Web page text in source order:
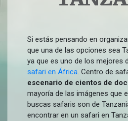
Si estás pensando en
que una de las opciones sea
ya que es uno de los mejores
safari en África. Centro de
escenario de cientos de
mayoría de las imágenes que
buscas safaris son de
encontrar en un safari en